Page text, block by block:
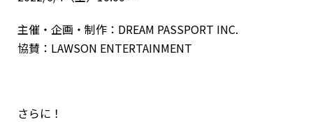
主催・企画・制作：DREAM PASSPORT INC.
協賛：LAWSON ENTERTAINMENT
さらに！